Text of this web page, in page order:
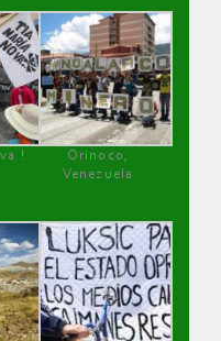
!
Orinoco,
Venezuela